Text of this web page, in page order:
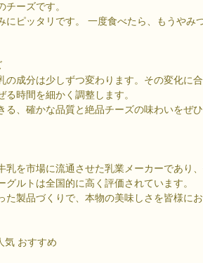
ーズです。
にピッタリです。 一度食べたら、もうやみ
の成分は少しずつ変わります。その変化に
時間を細かく調整します。
る、確かな品質と絶品チーズの味わいをぜ
乳を市場に流通させた乳業メーカーであり
グルトは全国的に高く評価されています。
た製品づくりで、本物の美味しさを皆様に
気 おすすめ